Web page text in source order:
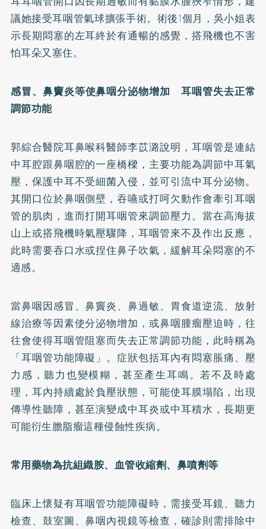
議她接受耳咽管氣球擴張手術。術後1個月，吳小姐表
示長期悶塞的左耳終於有通暢的感覺，搭飛機也不害
怕耳朵又塞住。
感冒、 鼻竇炎等使鼻咽分泌物增加 耳咽管失去正常
調節功能
郭綜合醫院耳鼻喉科醫師李苡潞說明，耳咽管是連結
中耳腔跟鼻咽腔的一座橋樑，主要功能為調節中耳氣
壓，保護中耳不受細菌入侵，並可引流中耳分泌物。
其開口位於鼻咽側壁，吞嚥或打呵欠動作會牽引耳咽
管的肌肉，進而打開耳咽管來調節壓力。當在高海拔
山上或搭飛機時氣壓驟降，耳咽管來不及作出反應，
此時需要吞口水或捏住鼻子吹氣，緩解耳朵悶塞的不
適感。
當鼻咽因感冒、鼻竇炎、鼻過敏、胃食道逆流、放射
線治療等因素使分泌物增加，或鼻咽腫瘤壓迫時，往
往會使得耳咽管阻塞而失去正常調節功能，此時稱為
「耳咽管功能障礙」。症狀包括耳內有悶塞脹痛、壓
力感，聽力也變模糊，甚至產生耳鳴。若不及時處
理，耳內持續處於負壓狀態，可能使耳膜塌陷，出現
傳導性聽障，甚至演變成中耳炎或中耳積水，長期更
可能衍生膽脂瘤這種侵蝕性疾病。
常用藥物為抗組織胺、血管收縮劑、鼻噴劑等
臨床上懷疑有耳咽管功能障礙時，需接受耳鏡、聽力
檢查、鼓室圖、鼻咽內視鏡等檢查，確診則需排除中